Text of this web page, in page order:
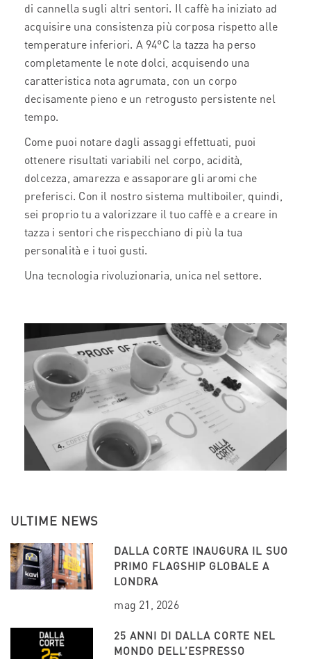
di cannella sugli altri sentori. Il caffè ha iniziato ad
acquisire una consistenza più corposa rispetto alle
temperature inferiori. A 94°C la tazza ha perso
completamente le note dolci, acquisendo una
caratteristica nota agrumata, con un corpo
decisamente pieno e un retrogusto persistente nel
tempo.
Come puoi notare dagli assaggi effettuati, puoi
ottenere risultati variabili nel corpo, acidità,
dolcezza, amarezza e assaporare gli aromi che
preferisci. Con il nostro sistema multiboiler, quindi,
sei proprio tu a valorizzare il tuo caffè e a creare in
tazza i sentori che rispecchiano di più la tua
personalità e i tuoi gusti.
Una tecnologia rivoluzionaria, unica nel settore.
ULTIME NEWS
DALLA CORTE INAUGURA IL SUO
PRIMO FLAGSHIP GLOBALE A
LONDRA
mag 21, 2026
25 ANNI DI DALLA CORTE NEL
MONDO DELL’ESPRESSO